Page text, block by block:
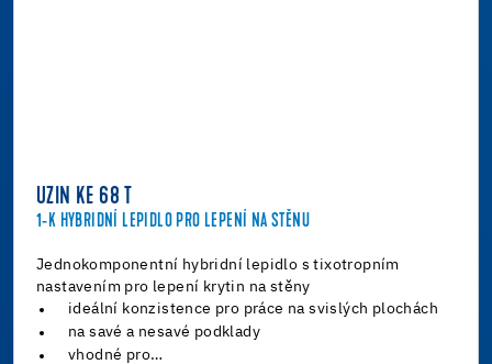
UZIN KE 68 T
1-K HYBRIDNÍ LEPIDLO PRO LEPENÍ NA STĚNU
Jednokomponentní hybridní lepidlo s tixotropním
nastavením pro lepení krytin na stěny
ideální konzistence pro práce na svislých plochách
na savé a nesavé podklady
vhodné pro…